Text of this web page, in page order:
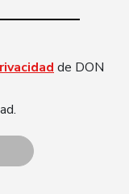
de DON